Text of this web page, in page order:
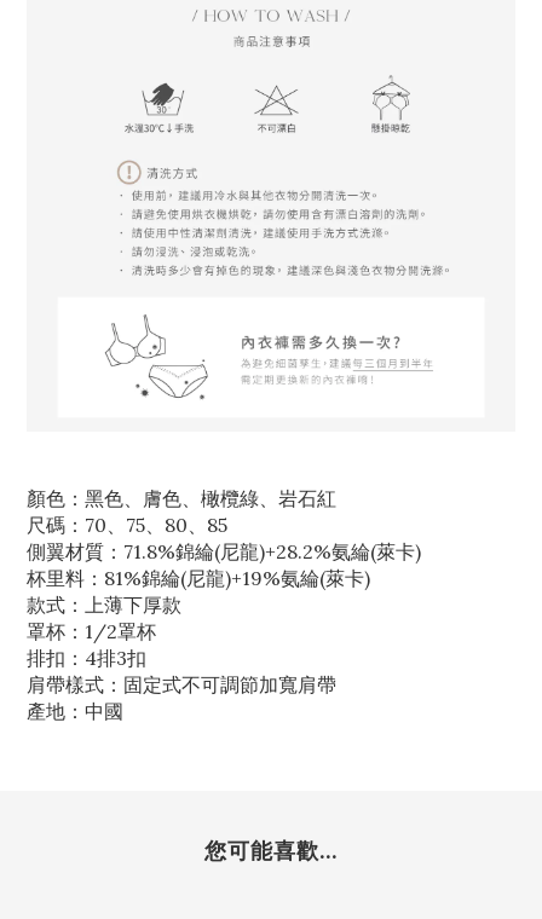
顏色：黑色、膚色、橄欖綠、岩石紅
尺碼：70、75、80、85
側翼材質：71.8%錦綸(尼龍)+28.2%氨綸(萊卡)
杯里料：81%錦綸(尼龍)+19%氨綸(萊卡)
款式：上薄下厚款
罩杯：1/2罩杯
排扣：4排3扣
肩帶樣式：固定式不可調節加寬肩帶
產地：中國
您可能喜歡...